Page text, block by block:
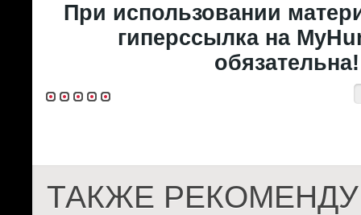
При использовании
гиперссылка на
обязательна!
ТАКЖЕ